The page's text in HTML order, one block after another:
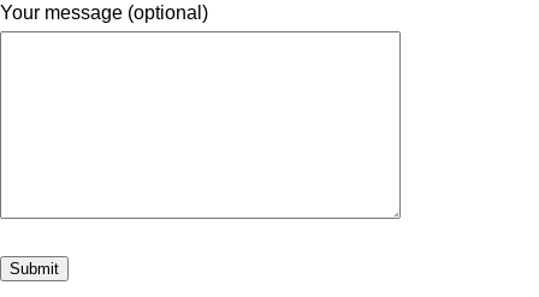
Your message (optional)